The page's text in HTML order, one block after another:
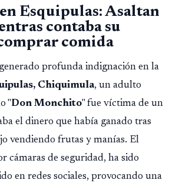
Esquipulas: Asaltan
contaba su
comida
profunda indignación en la
Chiquimula, un adulto
"Don Monchito" fue víctima de un
el dinero que había ganado tras
vendiendo frutas y manías. El
cámaras de seguridad, ha sido
en redes sociales, provocando una